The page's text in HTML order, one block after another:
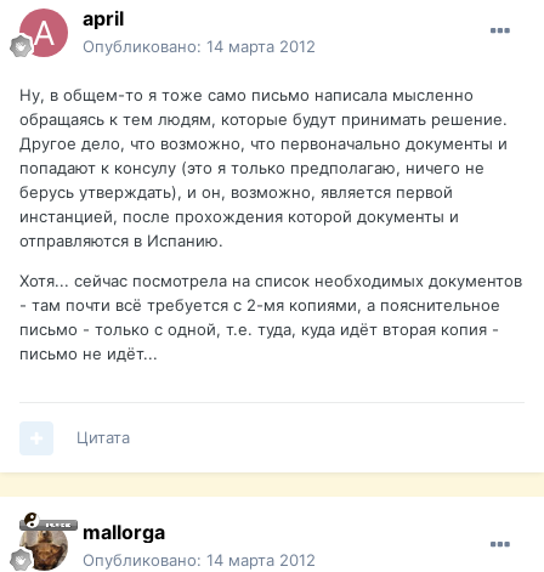
april
Опубликовано: 14 марта 2012
Ну, в общем-то я тоже само письмо написала мысленно
обращаясь к тем людям, которые будут принимать решение.
Другое дело, что возможно, что первоначально документы и
попадают к консулу (это я только предполагаю, ничего не
берусь утверждать), и он, возможно, является первой
инстанцией, после прохождения которой документы и
отправляются в Испанию.
Хотя... сейчас посмотрела на список необходимых документов
- там почти всё требуется с 2-мя копиями, а пояснительное
письмо - только с одной, т.е. туда, куда идёт вторая копия -
письмо не идёт...
Цитата
mallorga
Опубликовано: 14 марта 2012